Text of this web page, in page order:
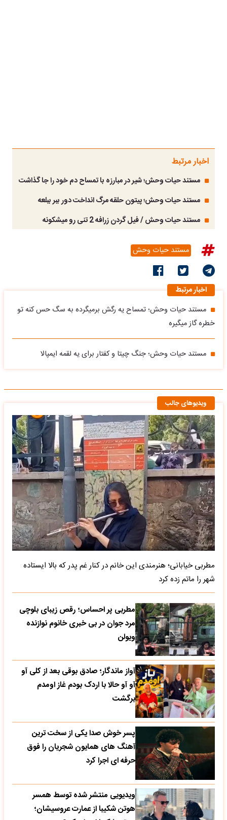
اخبار مرتبط
مستند حیات وحش؛ شیر در مبارزه با تمساح دم خود را جا گذاشت
مستند حیات وحش؛ پیتون حلقه مرگ انداخت دور ببر ببلعه
مستند حیات وحش / فیل گردن زرافه 2 تنی رو میشکونه
مستند حیات وحش
اخبار مرتبط
مستند حیات وحش؛ تمساح یه رگش برمیگرده به سگ حس کنه تو
خطره گاز میگیره
مستند حیات وحش؛ جنگ چیتا و کفتار برای یه لقمه ایمپالا
ویدیوهای جالب
مطربی خیابانی؛ هنرمندی این خانم در کنار غم پدر که بالا ایستاده
شهر را ماتم زده کرد
مطربی پر احساس؛ رقص زیبای بلوچی
مرد جوان در بی خبری خانوم نوازنده
ویولن
آواز ماندگار؛ صادق بوقی بعد از کلی آو
آو آو حالا با اردک بودم غاز اومدم
برگشت
پسر خوش صدا یکی از سخت ترین
آهنگ های همایون شجریان را فوق
حرفه ای اجرا کرد
ویدیویی منتشر شده توسط همسر
هوتن شکیبا از عمارت عروسیشان؛